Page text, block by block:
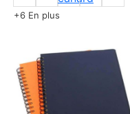
+6 En plus